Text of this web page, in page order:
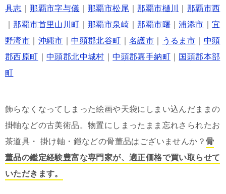
具志 ｜那覇市字与儀 ｜那覇市松尾 ｜那覇市樋川
那覇市西
｜那覇市首里山川町 ｜那覇市泉崎 ｜那覇市曙 ｜浦添市 ｜宜
野湾市
沖縄市 ｜中頭郡北谷町 ｜名護市 うるま市
中頭
郡西原町
｜中頭郡北中城村 ｜中頭郡嘉手納町
国頭郡本部
町
飾らなくなってしまった絵画や天袋にしまい込んだままの
掛軸などの古美術品。物置にしまったまま忘れさられたお
茶道具・ 掛け軸・鎧などの骨董品はございませんか？ 骨
董品の鑑定経験豊富な専門家が、適正価格で買い取らせて
いただきます。